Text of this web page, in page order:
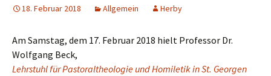
18. Februar 2018 Allgemein Herby
Am Samstag, dem 17. Februar 2018 hielt Professor Dr.
Wolfgang Beck,
Lehrstuhl für Pastoraltheologie und Homiletikin St. Georgen